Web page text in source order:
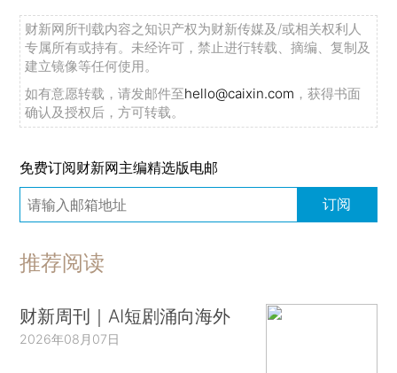
财新网所刊载内容之知识产权为财新传媒及/或相关权利人
专属所有或持有。未经许可，禁止进行转载、摘编、复制及
建立镜像等任何使用。
如有意愿转载，请发邮件至hello@caixin.com ，获得书面
确认及授权后，方可转载。
免费订阅财新网主编精选版电邮
订阅
推荐阅读
财新周刊｜AI短剧涌向海外
2026年08月07日